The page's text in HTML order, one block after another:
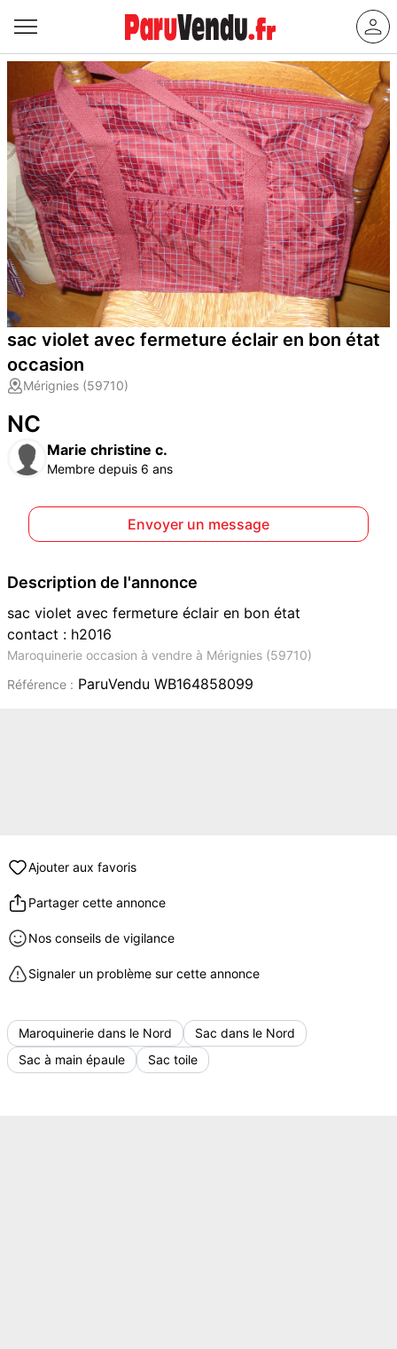
sac violet avec fermeture éclair en bon état
occasion
Mérignies (59710)
NC
Marie christine c.
Membre depuis 6 ans
Envoyer un message
Description de l'annonce
sac violet avec fermeture éclair en bon état
contact : h2016
Maroquinerie occasion à vendre à Mérignies (59710)
Référence : ParuVendu WB164858099
Ajouter aux favoris
Partager cette annonce
Nos conseils de vigilance
Signaler un problème sur cette annonce
Maroquinerie dans le Nord
Sac dans le Nord
Sac à main épaule
Sac toile